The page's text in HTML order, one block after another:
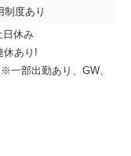
制度あり
休み
あり!
部出勤あり、GW、